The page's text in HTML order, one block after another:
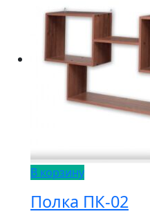
В корзину
Полка ПК-02